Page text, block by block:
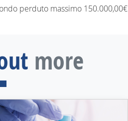
perduto massimo 150.000,00€
more